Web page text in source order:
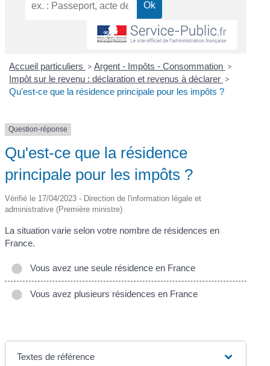
Accueil particuliers > Argent - Impôts - Consommation >
Impôt sur le revenu : déclaration et revenus à déclarer >
Qu'est-ce que la résidence principale pour les impôts ?
Question-réponse
Qu'est-ce que la résidence
principale pour les impôts ?
Vérifié le 17/04/2023 - Direction de l'information légale et
administrative (Première ministre)
La situation varie selon votre nombre de résidences en
France.
Vous avez une seule résidence en France
Vous avez plusieurs résidences en France
Textes de référence